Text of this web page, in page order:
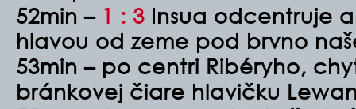
52min – 1 : 3 Insua odcentruje
hlavou od zeme pod brvno
53min – po centri Ribéryho,
bránkovej čiare hlavičku